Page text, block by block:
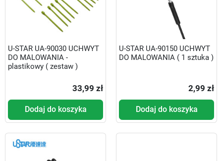
U-STAR UA-90030 UCHWYT
DO MALOWANIA -
plastikowy ( zestaw )
33,99 zł
Dodaj do koszyka
U-STAR UA-90150 UCHWYT
DO MALOWANIA ( 1 sztuka )
2,99 zł
Dodaj do koszyka